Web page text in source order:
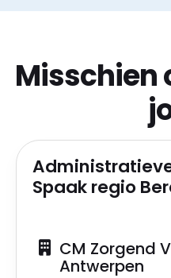
Misschien
Spaak regio
CM Zorgend
Antwerpen